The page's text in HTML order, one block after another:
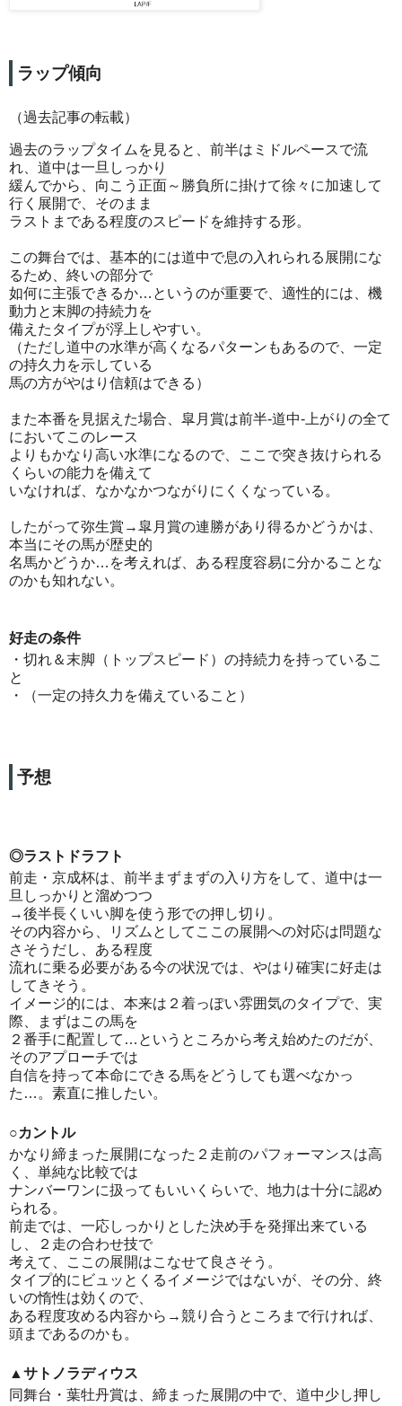
ラップ傾向
（過去記事の転載）
過去のラップタイムを見ると、前半はミドルペースで流
れ、道中は一旦しっかり
緩んでから、向こう正面～勝負所に掛けて徐々に加速して
行く展開で、そのまま
ラストまである程度のスピードを維持する形。
この舞台では、基本的には道中で息の入れられる展開にな
るため、終いの部分で
如何に主張できるか…というのが重要で、適性的には、機
動力と末脚の持続力を
備えたタイプが浮上しやすい。
（ただし道中の水準が高くなるパターンもあるので、一定
の持久力を示している
馬の方がやはり信頼はできる）
また本番を見据えた場合、皐月賞は前半-道中-上がりの全て
においてこのレース
よりもかなり高い水準になるので、ここで突き抜けられる
くらいの能力を備えて
いなければ、なかなかつながりにくくなっている。
したがって弥生賞→皐月賞の連勝があり得るかどうかは、
本当にその馬が歴史的
名馬かどうか…を考えれば、ある程度容易に分かることな
のかも知れない。
好走の条件
・切れ＆末脚（トップスピード）の持続力を持っているこ
と
・（一定の持久力を備えていること）
予想
◎ラストドラフト
前走・京成杯は、前半まずまずの入り方をして、道中は一
旦しっかりと溜めつつ
→後半長くいい脚を使う形での押し切り。
その内容から、リズムとしてここの展開への対応は問題な
さそうだし、ある程度
流れに乗る必要がある今の状況では、やはり確実に好走は
してきそう。
イメージ的には、本来は２着っぽい雰囲気のタイプで、実
際、まずはこの馬を
２番手に配置して…というところから考え始めたのだが、
そのアプローチでは
自信を持って本命にできる馬をどうしても選べなかっ
た…。素直に推したい。
○カントル
かなり締まった展開になった２走前のパフォーマンスは高
く、単純な比較では
ナンバーワンに扱ってもいいくらいで、地力は十分に認め
られる。
前走では、一応しっかりとした決め手を発揮出来ている
し、２走の合わせ技で
考えて、ここの展開はこなせて良さそう。
タイプ的にビュッとくるイメージではないが、その分、終
いの惰性は効くので、
ある程度攻める内容から→競り合うところまで行ければ、
頭まであるのかも。
▲サトノラディウス
同舞台・葉牡丹賞は、締まった展開の中で、道中少し押し